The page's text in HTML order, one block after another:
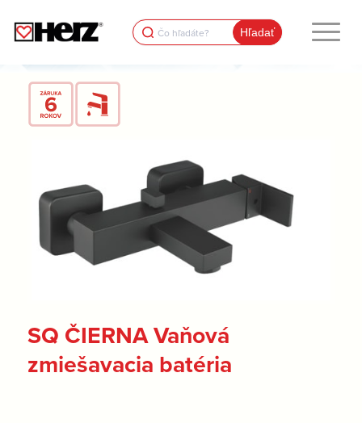
Search
for:
SQ ČIERNA Vaňová
zmiešavacia batéria